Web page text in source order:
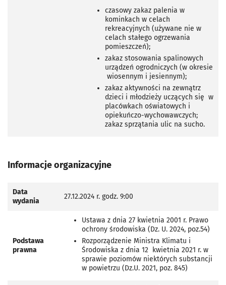
czasowy zakaz palenia w
kominkach w celach
rekreacyjnych (używane nie w
celach stałego ogrzewania
pomieszczeń);
zakaz stosowania spalinowych
urządzeń ogrodniczych (w okresie
wiosennym i jesiennym);
zakaz aktywności na zewnątrz
dzieci i młodzieży uczących się w
placówkach oświatowych i
opiekuńczo-wychowawczych;
zakaz sprzątania ulic na sucho.
Informacje organizacyjne
Data
wydania
27.12.2024 r. godz. 9:00
Podstawa
prawna
Ustawa z dnia 27 kwietnia 2001 r. Prawo
ochrony środowiska (Dz. U. 2024, poz.54)
Rozporządzenie Ministra Klimatu i
Środowiska z dnia 12 kwietnia 2021 r. w
sprawie poziomów niektórych substancji
w powietrzu (Dz.U. 2021, poz. 845)